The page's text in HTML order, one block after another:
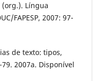
(org.). Língua
FAPESP, 2007: 97-
de texto: tipos,
79. 2007a. Disponível